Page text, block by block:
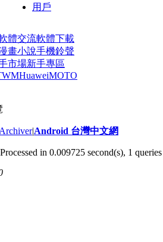
用戶
體交流軟體下載
畫小說手機鈴聲
市場新手專區
HuaweiMOTO
Archiver|Android 台灣中文網
in 0.009725 second(s), 1